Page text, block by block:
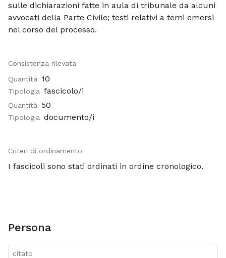
sulle dichiarazioni fatte in aula di tribunale da alcuni
avvocati della Parte Civile; testi relativi a temi emersi
nel corso del processo.
Consistenza rilevata
Quantità
10
Tipologia fascicolo/i
Quantità 50
Tipologia documento/i
Criteri di ordinamento
I fascicoli sono stati ordinati in ordine cronologico.
Persona
citato